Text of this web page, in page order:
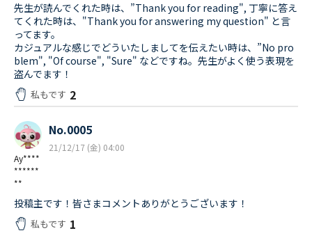
先生が読んでくれた時は、”Thank you for reading", 丁寧に答え
てくれた時は、"Thank you for answering my question" と言
ってます。
カジュアルな感じでどういたしましてを伝えたい時は、”No pro
blem", "Of course", "Sure" などですね。先生がよく使う表現を
盗んでます！
私もです 2
Ay****
******
**
No.0005
21/12/17 (金) 04:00
投稿主です！皆さまコメントありがとうございます！
私もです 1